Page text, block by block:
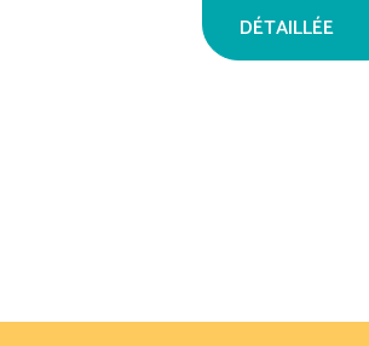
DÉTAILLÉE